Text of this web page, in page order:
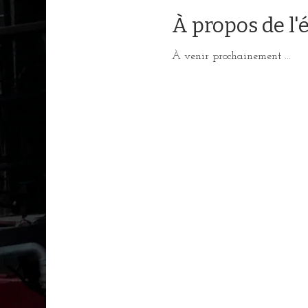
À propos de
À venir prochainement ...